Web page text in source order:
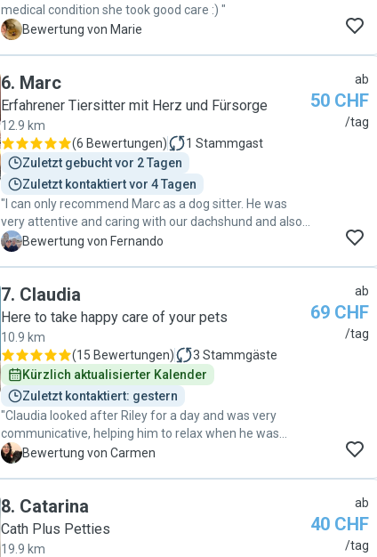
medical condition she took good care :) "
M Bewertung von Marie
6. Marc
Erfahrener Tiersitter mit Herz und Fürsorge
12.9 km
(6 Bewertungen) 1 Stammgast
Zuletzt gebucht vor 2 Tagen
Zuletzt kontaktiert vor 4 Tagen
"I can only recommend Marc as a dog sitter. He was
very attentive and caring with our dachshund and also
very flexible and easygoing for the whole organization.
F Bewertung von Fernando
ab
50 CHF
/tag
7. Claudia
Here to take happy care of your pets
10.9 km
(15 Bewertungen) 3 Stammgäste
Kürzlich aktualisierter Kalender
Zuletzt kontaktiert: gestern
"Claudia looked after Riley for a day and was very
communicative, helping him to relax when he was
nervous at first. We got some nice photos too helping
C Bewertung von Carmen
ab
69 CHF
/tag
8. Catarina
Cath Plus Petties
19.9 km
ab
40 CHF
/tag